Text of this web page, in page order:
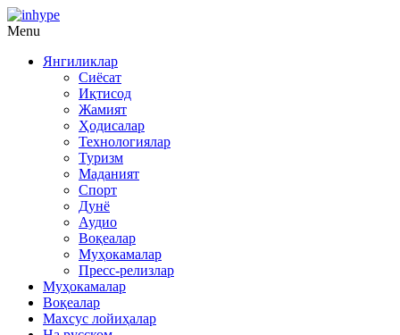
Menu
Янгиликлар
Сиёсат
Иқтисод
Жамият
Ҳодисалар
Технологиялар
Туризм
Маданият
Спорт
Дунё
Аудио
Воқеалар
Муҳокамалар
Пресс-релизлар
Муҳокамалар
Воқеалар
Махсус лойиҳалар